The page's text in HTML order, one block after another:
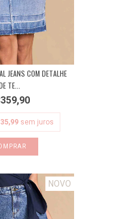
JEANS COM DETALHE
TE...
sem juros
NOVO